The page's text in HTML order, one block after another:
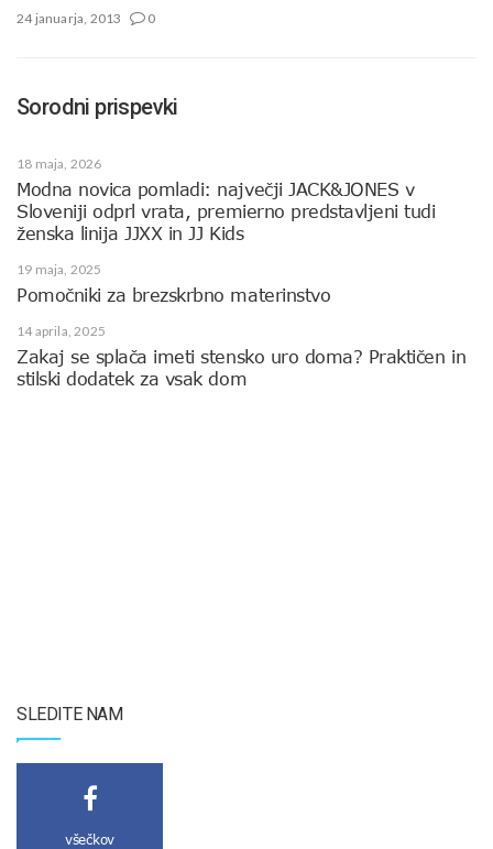
24 januarja, 2013 0
Sorodni prispevki
18 maja, 2026
Modna novica pomladi: največji JACK&JONES v
Sloveniji odprl vrata, premierno predstavljeni tudi
ženska linija JJXX in JJ Kids
19 maja, 2025
Pomočniki za brezskrbno materinstvo
14 aprila, 2025
Zakaj se splača imeti stensko uro doma? Praktičen in
stilski dodatek za vsak dom
SLEDITE NAM
všečkov